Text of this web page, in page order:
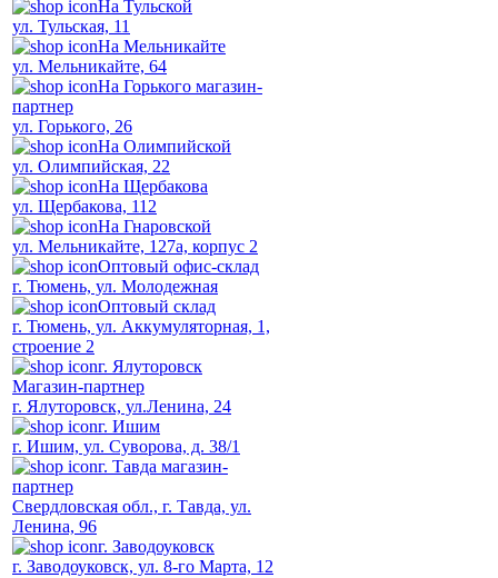
На Тульской
ул. Тульская, 11
На Мельникайте
ул. Мельникайте, 64
На Горького магазин-
партнер
ул. Горького, 26
На Олимпийской
ул. Олимпийская, 22
На Щербакова
ул. Щербакова, 112
На Гнаровской
ул. Мельникайте, 127а, корпус 2
Оптовый офис-склад
г. Тюмень, ул. Молодежная
Оптовый склад
г. Тюмень, ул. Аккумуляторная, 1,
строение 2
г. Ялуторовск
Магазин-партнер
г. Ялуторовск, ул.Ленина, 24
г. Ишим
г. Ишим, ул. Суворова, д. 38/1
г. Тавда магазин-
партнер
Свердловская обл., г. Тавда, ул.
Ленина, 96
г. Заводоуковск
г. Заводоуковск, ул. 8-го Марта, 12